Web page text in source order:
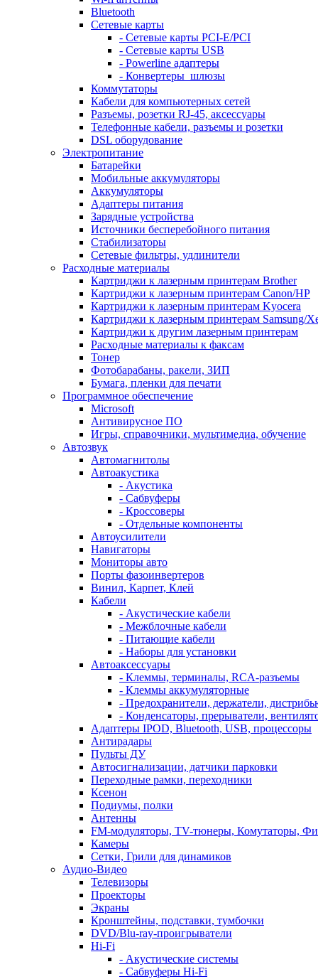
Bluetooth
Сетевые карты
- Сетевые карты PCI-E/PCI
- Сетевые карты USB
- Powerline адаптеры
- Конвертеры_шлюзы
Коммутаторы
Кабели для компьютерных сетей
Разъемы, розетки RJ-45, аксессуары
Телефонные кабели, разъемы и розетки
DSL оборудование
Электропитание
Батарейки
Мобильные аккумуляторы
Аккумуляторы
Адаптеры питания
Зарядные устройства
Источники бесперебойного питания
Стабилизаторы
Сетевые фильтры, удлинители
Расходные материалы
Картриджи к лазерным принтерам Brother
Картриджи к лазерным принтерам Canon/HP
Картриджи к лазерным принтерам Kyocera
Картриджи к лазерным принтерам Samsung/
Картриджи к другим лазерным принтерам
Расходные материалы к факсам
Тонер
Фотобарабаны, ракели, ЗИП
Бумага, пленки для печати
Программное обеспечение
Microsoft
Антивирусное ПО
Игры, справочники, мультимедиа, обучение
Автозвук
Автомагнитолы
Автоакустика
- Акустика
- Сабвуферы
- Кроссоверы
- Отдельные компоненты
Автоусилители
Навигаторы
Мониторы авто
Порты фазоинвертеров
Винил, Карпет, Клей
Кабели
- Акустические кабели
- Межблочные кабели
- Питающие кабели
- Наборы для установки
Автоаксессуары
- Клеммы, терминалы, RCA-разъемы
- Клеммы аккумуляторные
- Предохранители, держатели,
- Конденсаторы, прерыватели,
Адаптеры IPOD, Bluetooth, USB, процессоры
Антирадары
Пульты ДУ
Автосигнализации, датчики парковки
Переходные рамки, переходники
Ксенон
Подиумы, полки
Антенны
FM-модуляторы, TV-тюнеры, Комутаторы,
Камеры
Сетки, Грили для динамиков
Аудио-Видео
Телевизоpы
Проекторы
Экраны
Кронштейны, подставки, тумбочки
DVD/Blu-ray-проигрыватели
Hi-Fi
- Акустические системы
- Сабвуферы Hi-Fi